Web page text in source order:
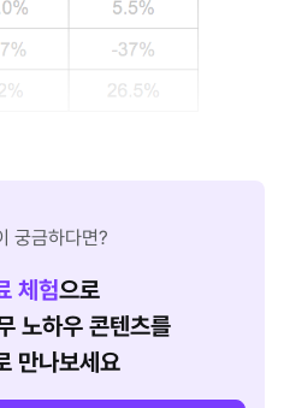
궁금하다면?
체험으로
노하우 콘텐츠를
만나보세요